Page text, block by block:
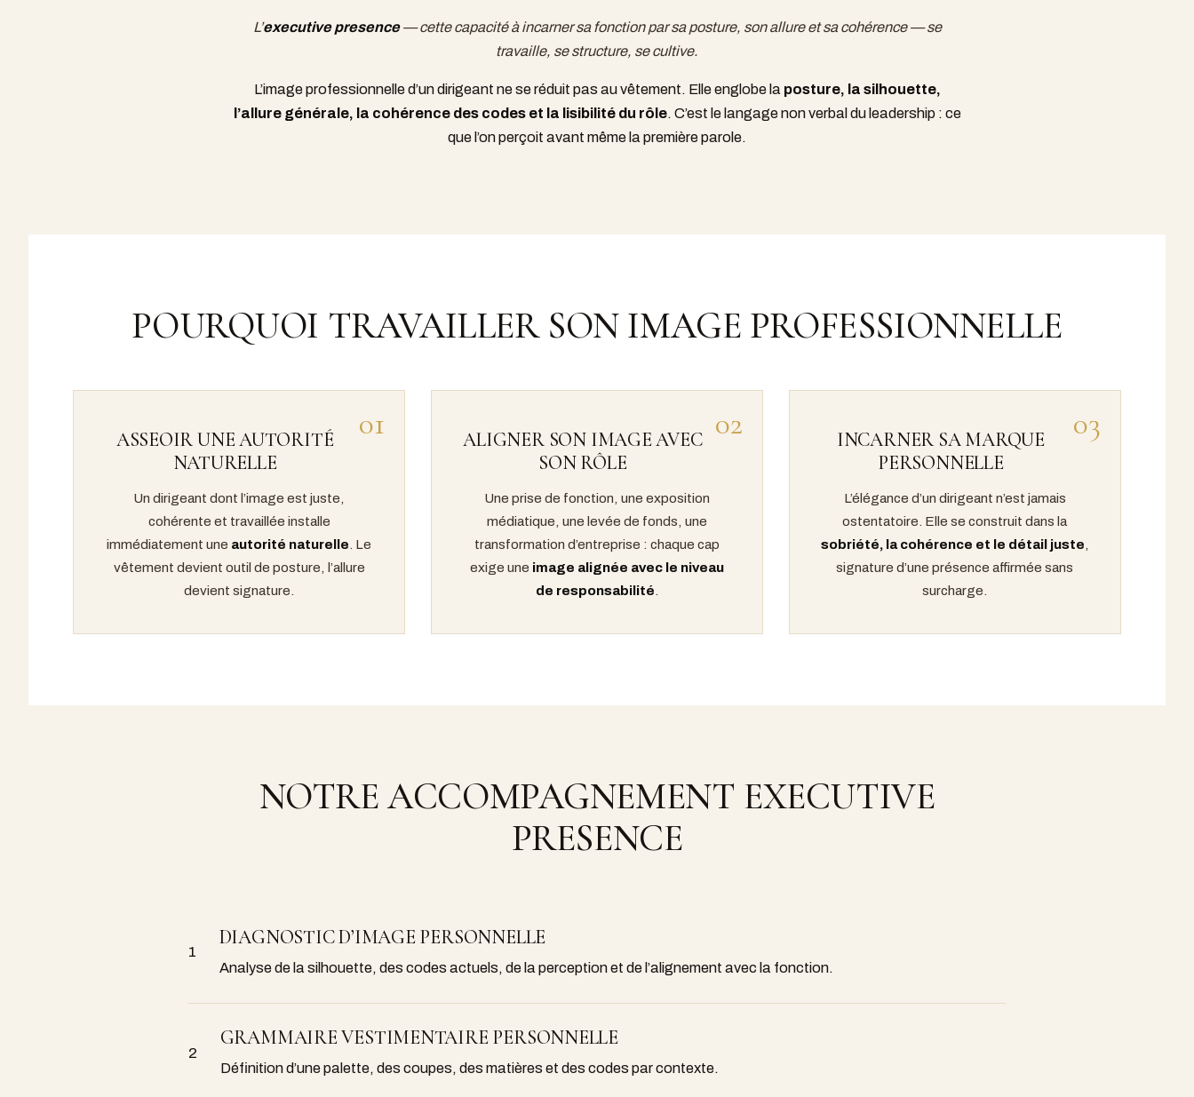
L’executive presence— cette capacité à incarner sa fonction par sa posture, son allure et sa cohérence — se
travaille, se structure, se cultive.
L’image professionnelle d’un dirigeant ne se réduit pas au vêtement. Elle englobe la posture, la silhouette,
l’allure générale, la cohérence des codes et la lisibilité du rôle. C’est le langage non verbal du leadership : ce
que l’on perçoit avant même la première parole.
POURQUOI TRAVAILLER SON IMAGE PROFESSIONNELLE
01
ASSEOIR UNE AUTORITÉ
NATURELLE
Un dirigeant dont l’image est juste,
cohérente et travaillée installe
immédiatement une autorité naturelle . Le
vêtement devient outil de posture, l’allure
devient signature.
02
ALIGNER SON IMAGE AVEC
SON RÔLE
Une prise de fonction, une exposition
médiatique, une levée de fonds, une
transformation d’entreprise : chaque cap
exige une image alignée avec le niveau
de responsabilité
03
INCARNER SA MARQUE
PERSONNELLE
L’élégance d’un dirigeant n’est jamais
ostentatoire. Elle se construit dans la
sobriété, la cohérence et le détail juste
signature d’une présence affirmée sans
surcharge.
NOTRE ACCOMPAGNEMENT EXECUTIVE
PRESENCE
1
DIAGNOSTIC D’IMAGE PERSONNELLE
Analyse de la silhouette, des codes actuels, de la perception et de l’alignement avec la fonction.
2
GRAMMAIRE VESTIMENTAIRE PERSONNELLE
Définition d’une palette, des coupes, des matières et des codes par contexte.